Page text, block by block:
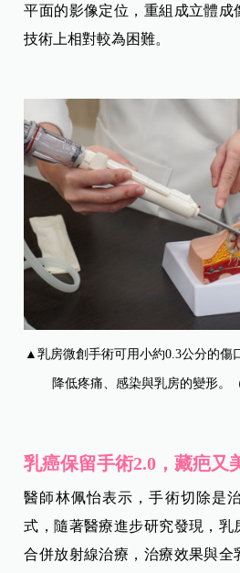
平面的影像定位，重組成立體
技術上相對較為困難。
▲乳房微創手術可用小約0.3公分的傷
降低疼痛、感染與乳房的變形。
乳癌保留手術2.0，藏疤又
醫師林佩怡表示，手術切除是
式，隨著醫療進步研究發現，乳
合併放射線治療，治療效果與